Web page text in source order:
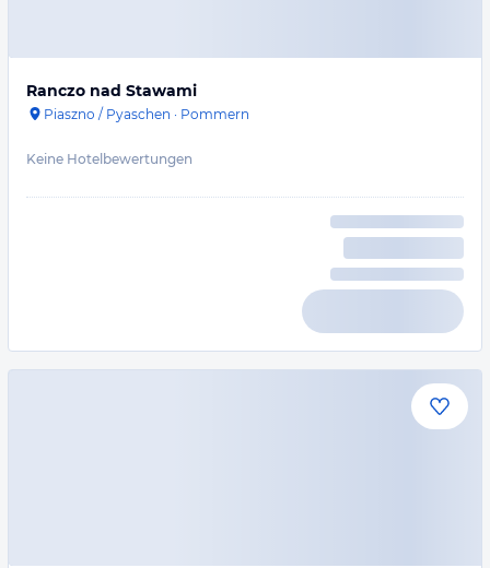
Ranczo nad Stawami
Piaszno / Pyaschen · Pommern
Keine Hotelbewertungen